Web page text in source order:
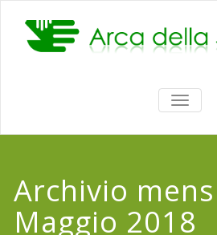
contenuto
MENU
Archivio
Maggio 2018